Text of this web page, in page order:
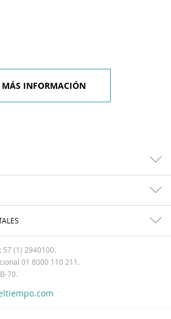
MÁS INFORMACIÓN
57 (1) 2940100.
01 8000 110 211.
70.